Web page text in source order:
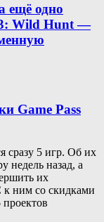
ещё одно
3: Wild Hunt —
Game Pass
сразу 5 игр. Об их
недель назад, а
их
ним со скидками